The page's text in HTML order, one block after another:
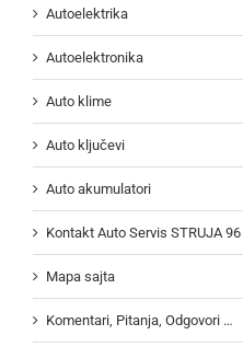
Autoelektrika
Autoelektronika
Auto klime
Auto ključevi
Auto akumulatori
Kontakt Auto Servis STRUJA 96
Mapa sajta
Komentari, Pitanja, Odgovori …